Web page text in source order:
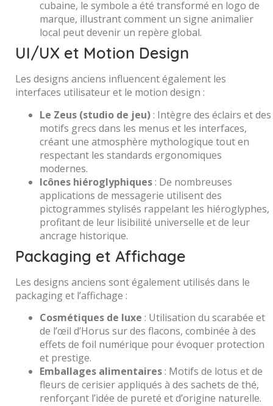
cubaine, le symbole a été transformé en logo de
marque, illustrant comment un signe animalier
local peut devenir un repère global.
UI/UX et Motion Design
Les designs anciens influencent également les
interfaces utilisateur et le motion design :
Le Zeus (studio de jeu): Intègre des éclairs et des
motifs grecs dans les menus et les interfaces,
créant une atmosphère mythologique tout en
respectant les standards ergonomiques
modernes.
Icônes hiéroglyphiques: De nombreuses
applications de messagerie utilisent des
pictogrammes stylisés rappelant les hiéroglyphes,
profitant de leur lisibilité universelle et de leur
ancrage historique.
Packaging et Affichage
Les designs anciens sont également utilisés dans le
packaging et l’affichage :
Cosmétiques de luxe : Utilisation du scarabée et
de l’œil d’Horus sur des flacons, combinée à des
effets de foil numérique pour évoquer protection
et prestige.
Emballages alimentaires: Motifs de lotus et de
fleurs de cerisier appliqués à des sachets de thé,
renforçant l’idée de pureté et d’origine naturelle.